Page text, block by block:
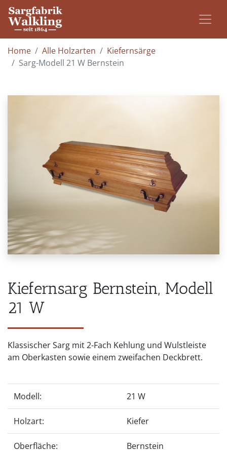
Home Alle Holzarten
Kiefernsärge
Sarg-Modell 21 W Bernstein
Kiefernsarg Bernstein, Modell
21 W
Klassischer Sarg mit 2-Fach Kehlung und Wulstleiste
am Oberkasten sowie einem zweifachen Deckbrett.
Modell: 21 W
Holzart: Kiefer
Oberfläche: Bernstein